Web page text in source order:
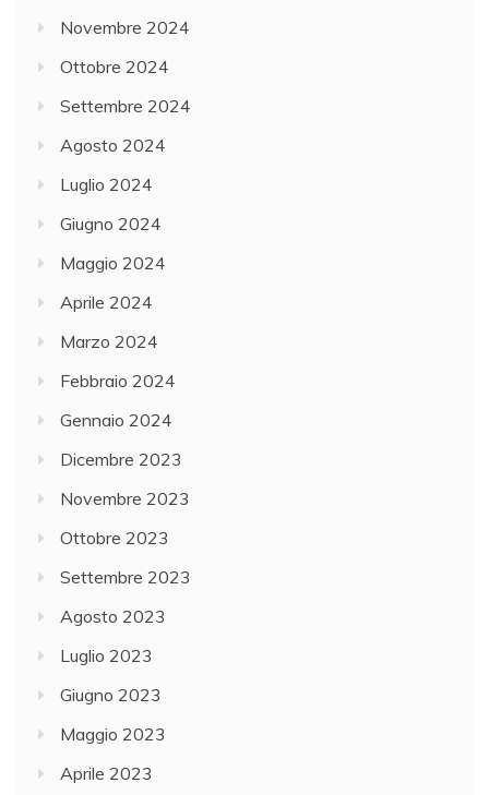
Novembre 2024
Ottobre 2024
Settembre 2024
Agosto 2024
Luglio 2024
Giugno 2024
Maggio 2024
Aprile 2024
Marzo 2024
Febbraio 2024
Gennaio 2024
Dicembre 2023
Novembre 2023
Ottobre 2023
Settembre 2023
Agosto 2023
Luglio 2023
Giugno 2023
Maggio 2023
Aprile 2023